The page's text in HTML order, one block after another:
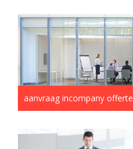
aanvraag incompany offerte